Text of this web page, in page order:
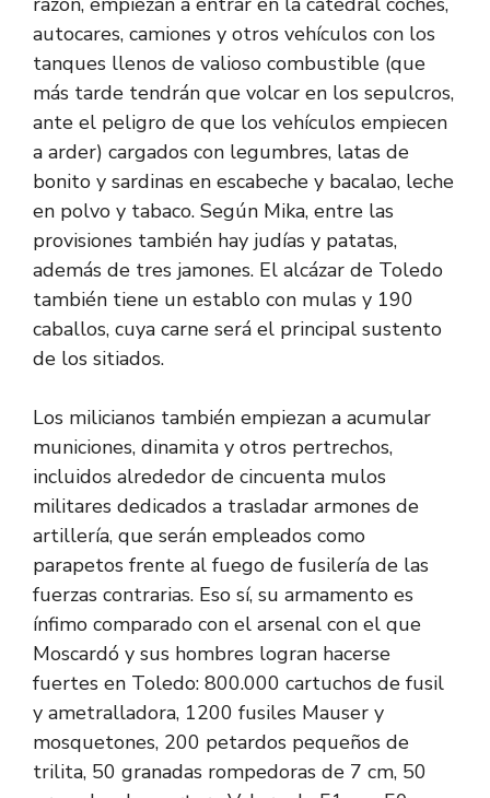
autocares, camiones y otros vehículos con los
tanques llenos de valioso combustible (que
más tarde tendrán que volcar en los sepulcros,
ante el peligro de que los vehículos empiecen
a arder) cargados con legumbres, latas de
bonito y sardinas en escabeche y bacalao, leche
en polvo y tabaco. Según Mika, entre las
provisiones también hay judías y patatas,
además de tres jamones. El alcázar de Toledo
también tiene un establo con mulas y 190
caballos, cuya carne será el principal sustento
de los sitiados.
Los milicianos también empiezan a acumular
municiones, dinamita y otros pertrechos,
incluidos alrededor de cincuenta mulos
militares dedicados a trasladar armones de
artillería, que serán empleados como
parapetos frente al fuego de fusilería de las
fuerzas contrarias. Eso sí, su armamento es
ínfimo comparado con el arsenal con el que
Moscardó y sus hombres logran hacerse
fuertes en Toledo: 800.000 cartuchos de fusil
y ametralladora, 1200 fusiles Mauser y
mosquetones, 200 petardos pequeños de
trilita, 50 granadas rompedoras de 7 cm, 50